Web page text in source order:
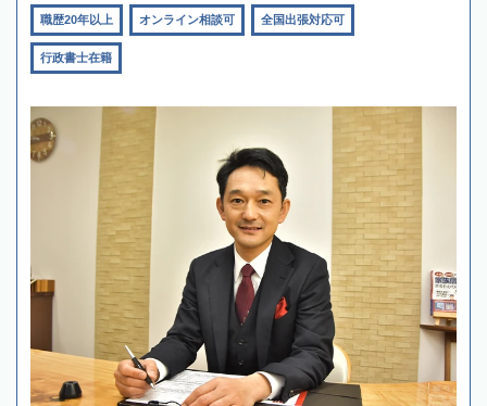
職歴20年以上 オンライン相談可 全国出張対応可
行政書士在籍